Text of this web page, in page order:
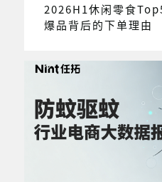
2026H1休闲零食
爆品背后的下单理由